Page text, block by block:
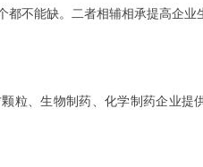
都不能缺。二者相辅相承提高企
粒、生物制药、化学制药企业提